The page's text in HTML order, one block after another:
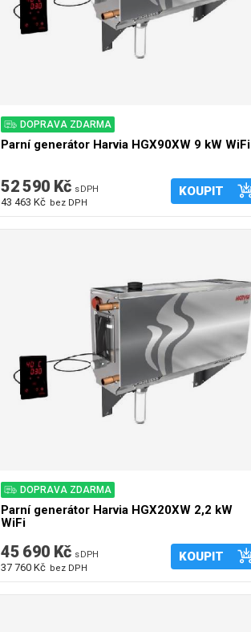
DOPRAVA ZDARMA
Parní generátor Harvia HGX90XW 9 kW WiFi
52 590 Kč s DPH
43 463 Kč bez DPH
KOUPIT
DOPRAVA ZDARMA
Parní generátor Harvia HGX20XW 2,2 kW
WiFi
45 690 Kč s DPH
37 760 Kč bez DPH
KOUPIT